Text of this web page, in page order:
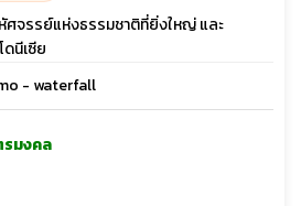
หัศจรรย์แห่งธรรมชาติที่ยิ่งใหญ่ และ
นีเซีย
- waterfall
รมงคล